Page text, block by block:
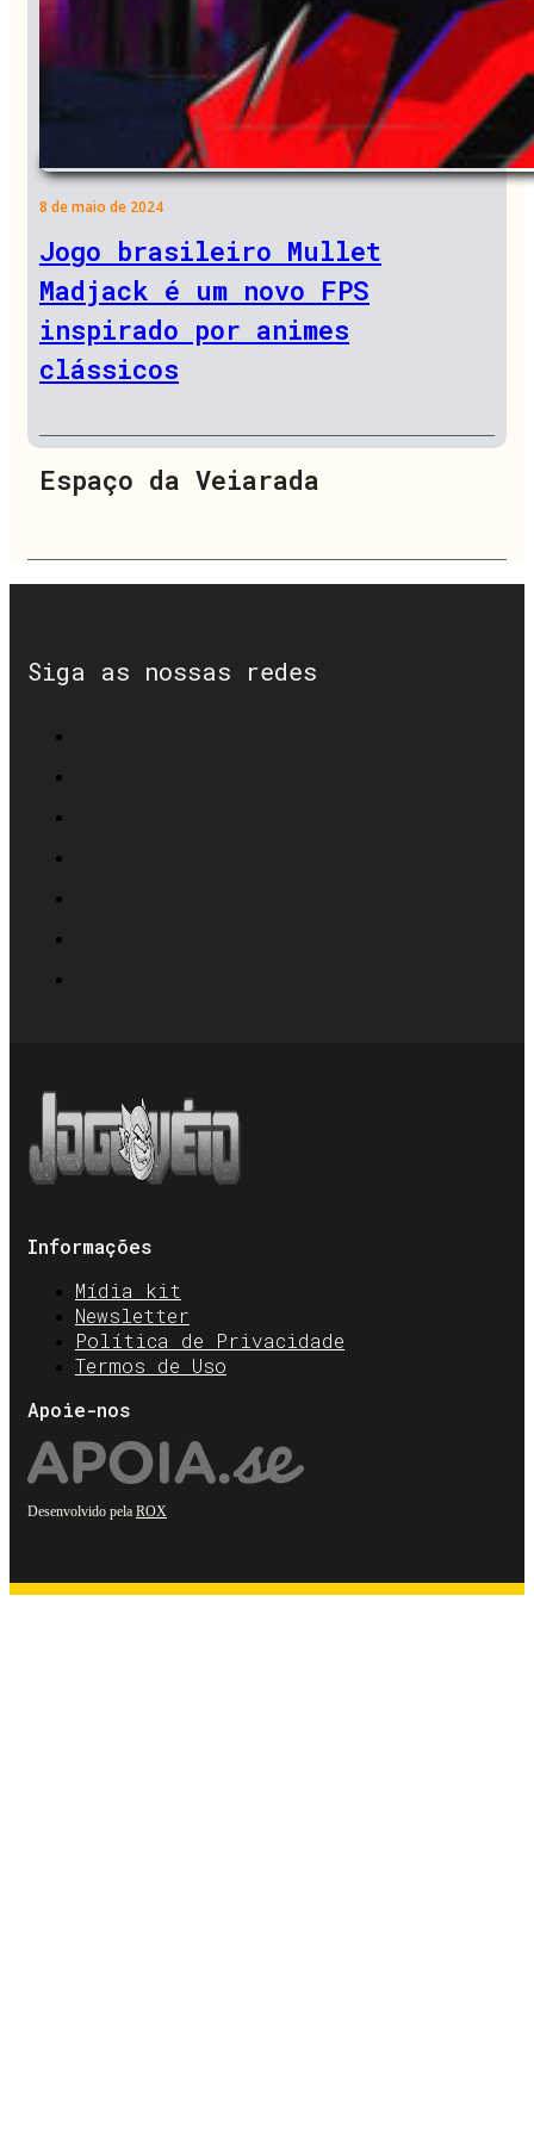
8 de maio de 2024
Jogo brasileiro Mullet
Madjack é um novo FPS
inspirado por animes
clássicos
Espaço da Veiarada
Siga as nossas redes
Informações
Mídia kit
Newsletter
Política de Privacidade
Termos de Uso
Apoie-nos
Desenvolvido pela ROX